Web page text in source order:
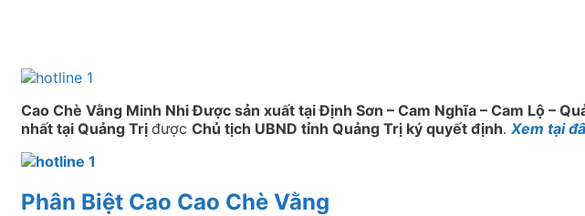
Cao Chè Vằng Minh Nhi Được sản xuất tại Định Sơn – Cam Nghĩa – Cam Lộ –
nhất tại Quảng Trị được Chủ tịch UBND tỉnh Quảng Trị ký quyết định. Xem tại
Phân Biệt Cao Cao Chè Vằng